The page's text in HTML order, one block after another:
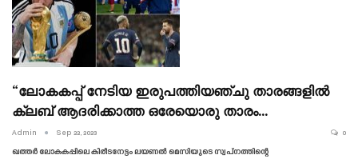
“ലോകകപ്പ് നേടിയ ഇരുപത്തിയഞ്ചു താരങ്ങളിൽ
ക്ലബ് ആദരിക്കാത്ത ഒരേയൊരു താരം…
Admin Sep 22, 2023 0
ഖത്തർ ലോകകപ്പിലെ കിരീടനേട്ടം ലയണൽ മെസിയുടെ സ്വപ്‌നത്തിന്റെ